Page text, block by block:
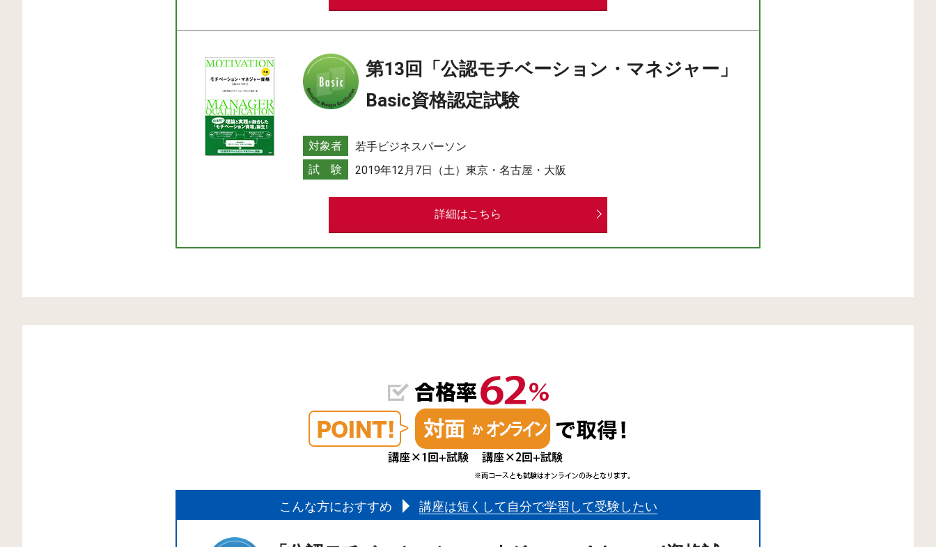
第13回「公認モチベーション・マネジャー」
Basic資格認定試験
対象者
若手ビジネスパーソン
試 験
2019年12月7日（土）東京・名古屋・大阪
詳細はこちら
こんな方におすすめ 講座は短くして自分で学習して受験したい